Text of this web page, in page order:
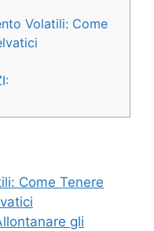
Volatili: Come
Come Tenere
gli